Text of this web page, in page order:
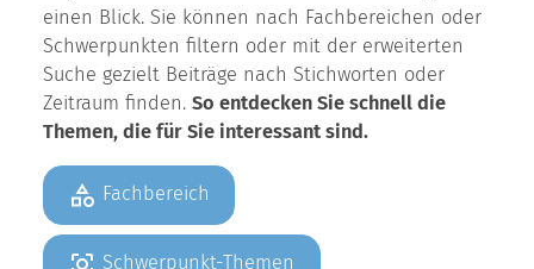
einen Blick. Sie können nach Fachbereichen oder
Schwerpunkten filtern oder mit der erweiterten
Suche gezielt Beiträge nach Stichworten oder
Zeitraum finden. So entdecken Sie schnell die
Themen, die für Sie interessant sind.
Fachbereich
Schwerpunkt-Themen